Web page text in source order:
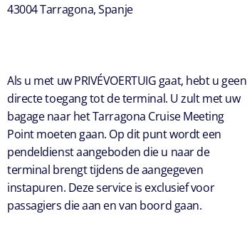
43004 Tarragona, Spanje
Als u met uw PRIVÉVOERTUIG gaat, hebt u geen
directe toegang tot de terminal. U zult met uw
bagage naar het Tarragona Cruise Meeting
Point moeten gaan. Op dit punt wordt een
pendeldienst aangeboden die u naar de
terminal brengt tijdens de aangegeven
instapuren. Deze service is exclusief voor
passagiers die aan en van boord gaan.